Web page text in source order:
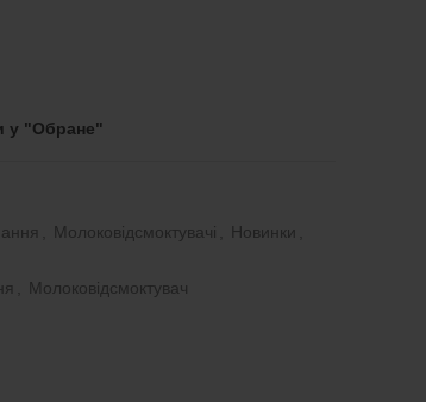
у "Обране"
Молоковідсмоктувачі Новинки
Молоковідсмоктувач